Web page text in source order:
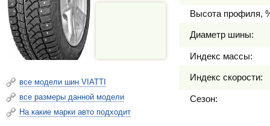
все модели шин VIATTI
все размеры данной модели
На какие марки авто подходит
Высота профиля,
Диаметр шины:
Индекс массы:
Индекс скорости:
Сезон: